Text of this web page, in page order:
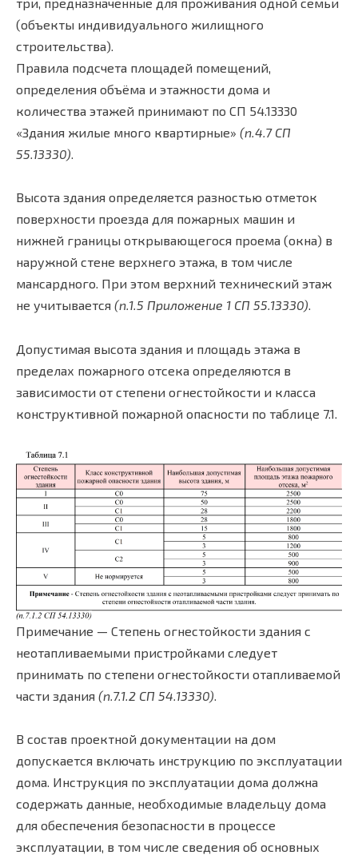
(объекты индивидуального жилищного
строительства).
Правила подсчета площадей помещений,
определения объёма и этажности дома и
количества этажей принимают по СП 54.13330
«Здания жилые много квартирные» (п.4.7 СП
55.13330).
Высота здания определяется разностью отметок
поверхности проезда для пожарных машин и
нижней границы открывающегося проема (окна) в
наружной стене верхнего этажа, в том числе
мансардного. При этом верхний технический этаж
не учитывается (п.1.5 Приложение 1 СП 55.13330).
Допустимая высота здания и площадь этажа в
пределах пожарного отсека определяются в
зависимости от степени огнестойкости и класса
конструктивной пожарной опасности по таблице 7.1.
Примечание — Степень огнестойкости здания с
неотапливаемыми пристройками следует
принимать по степени огнестойкости отапливаемой
части здания (п.7.1.2 СП 54.13330)
В состав проектной документации на дом
допускается включать инструкцию по эксплуатации
дома. Инструкция по эксплуатации дома должна
содержать данные, необходимые владельцу дома
для обеспечения безопасности в процессе
эксплуатации, в том числе сведения об основных